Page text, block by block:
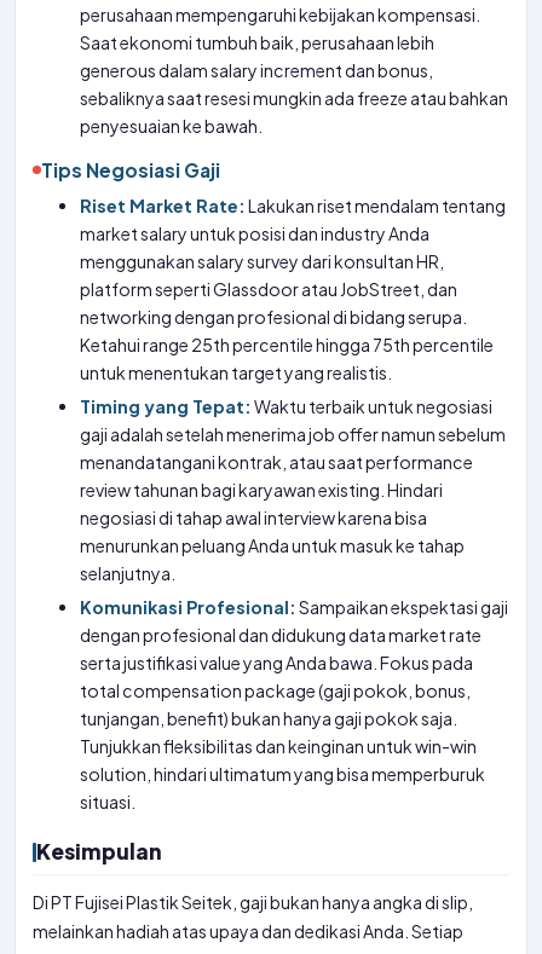
perusahaan mempengaruhi kebijakan kompensasi.
Saat ekonomi tumbuh baik, perusahaan lebih
generous dalam salary increment dan bonus,
sebaliknya saat resesi mungkin ada freeze atau bahkan
penyesuaian ke bawah.
Tips Negosiasi Gaji
Riset Market Rate: Lakukan riset mendalam tentang
market salary untuk posisi dan industry Anda
menggunakan salary survey dari konsultan HR,
platform seperti Glassdoor atau JobStreet, dan
networking dengan profesional di bidang serupa.
Ketahui range 25th percentile hingga 75th percentile
untuk menentukan target yang realistis.
Timing yang Tepat: Waktu terbaik untuk negosiasi
gaji adalah setelah menerima job offer namun sebelum
menandatangani kontrak, atau saat performance
review tahunan bagi karyawan existing. Hindari
negosiasi di tahap awal interview karena bisa
menurunkan peluang Anda untuk masuk ke tahap
selanjutnya.
Komunikasi Profesional: Sampaikan ekspektasi gaji
dengan profesional dan didukung data market rate
serta justifikasi value yang Anda bawa. Fokus pada
total compensation package (gaji pokok, bonus,
tunjangan, benefit) bukan hanya gaji pokok saja.
Tunjukkan fleksibilitas dan keinginan untuk win-win
solution, hindari ultimatum yang bisa memperburuk
situasi.
Kesimpulan
Di PT Fujisei Plastik Seitek, gaji bukan hanya angka di slip,
melainkan hadiah atas upaya dan dedikasi Anda. Setiap